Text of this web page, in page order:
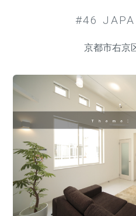
#46
京都市右京